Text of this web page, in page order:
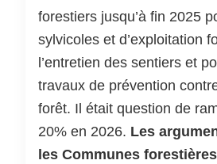
forestiers jusqu’à fin 2025
sylvicoles et d’exploitation
l’entretien des sentiers et
travaux de prévention
forêt. Il était question de
20% en 2026. Les
les Communes